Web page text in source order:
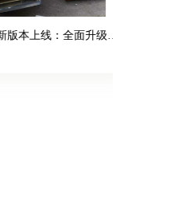
上线：全面升级回
力城市服务商提